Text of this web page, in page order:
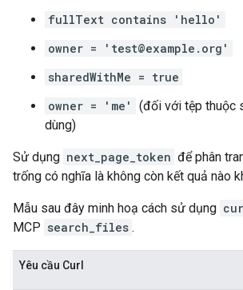
fullText contains 'hello'
owner = 'test@example.org'
sharedWithMe = true
owner = 'me'
(đối với tệp thuộc
dùng)
Sử dụng next_page_token để phân
trống có nghĩa là không còn kết quả nào
Mẫu sau đây minh hoạ cách sử dụng
MCP search_files .
Yêu cầu Curl